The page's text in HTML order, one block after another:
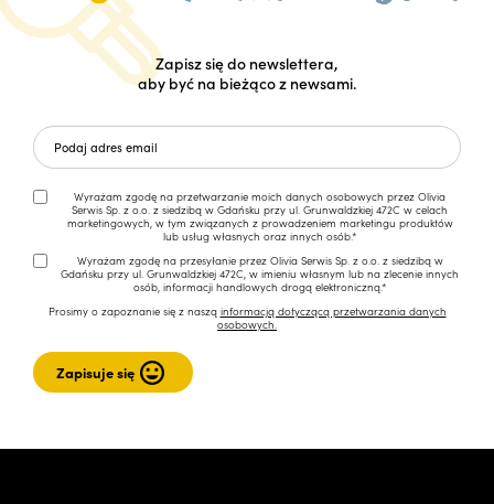
Zapisz się do newslettera,
aby być na bieżąco z newsami.
Wyrażam zgodę na przetwarzanie moich danych osobowych przez Olivia
Serwis Sp. z o.o. z siedzibą w Gdańsku przy ul. Grunwaldzkiej 472C w celach
marketingowych, w tym związanych z prowadzeniem marketingu produktów
lub usług własnych oraz innych osób.*
Wyrażam zgodę na przesyłanie przez Olivia Serwis Sp. z o.o. z siedzibą w
Gdańsku przy ul. Grunwaldzkiej 472C, w imieniu własnym lub na zlecenie innych
osób, informacji handlowych drogą elektroniczną.*
Prosimy o zapoznanie się z naszą informacją dotyczącą przetwarzania danych
osobowych.